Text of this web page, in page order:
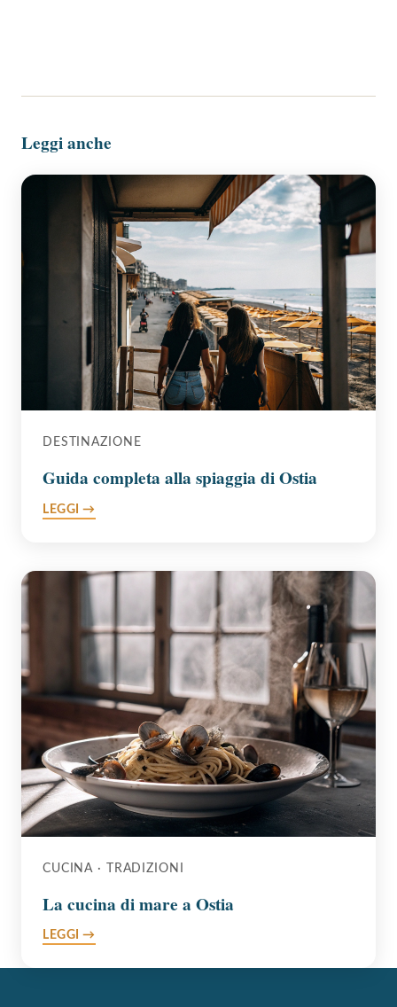
Leggi anche
DESTINAZIONE
Guida completa alla spiaggia di Ostia
LEGGI →
CUCINA · TRADIZIONI
La cucina di mare a Ostia
LEGGI →